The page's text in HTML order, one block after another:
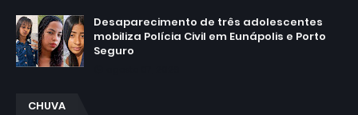
Desaparecimento de três adolescentes
mobiliza Polícia Civil em Eunápolis e Porto
Seguro
CHUVA